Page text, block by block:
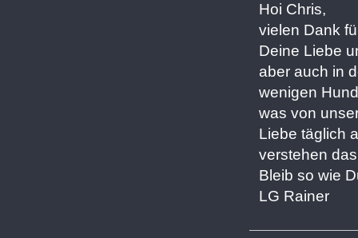
Hoi Chris,
vielen Dank
Deine Liebe
aber auch in
wenigen
was von
Liebe täglich
verstehen
Bleib so wie
LG Rainer